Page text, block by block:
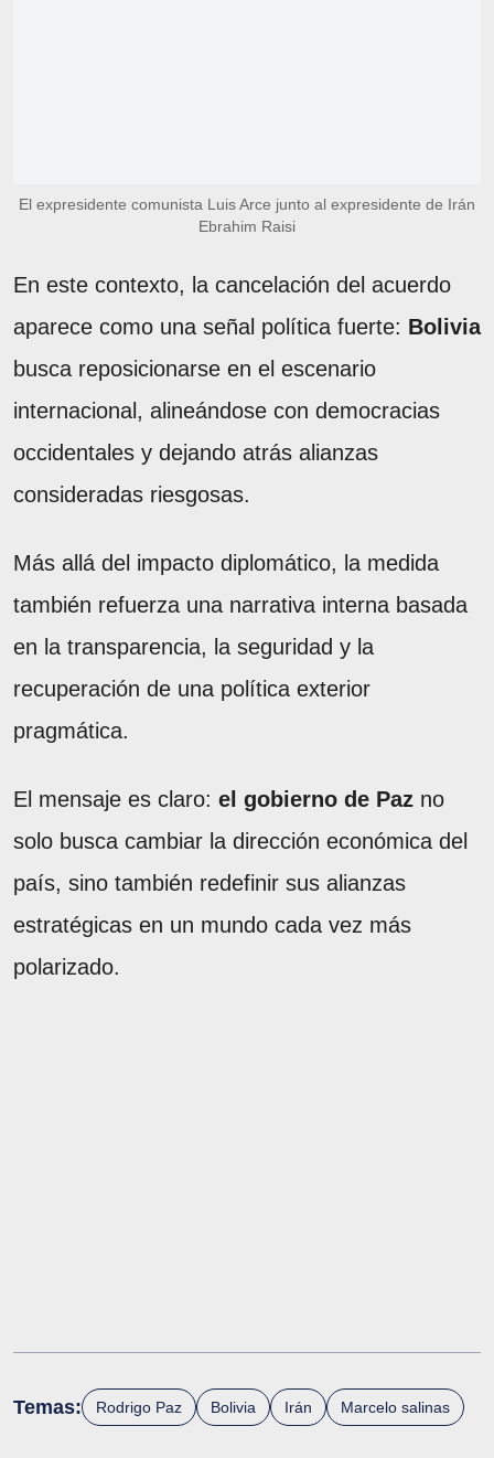
El expresidente comunista Luis Arce junto al expresidente de Irán
Ebrahim Raisi
En este contexto, la cancelación del acuerdo
aparece como una señal política fuerte: Bolivia
busca reposicionarse en el escenario
internacional, alineándose con democracias
occidentales y dejando atrás alianzas
consideradas riesgosas.
Más allá del impacto diplomático, la medida
también refuerza una narrativa interna basada
en la transparencia, la seguridad y la
recuperación de una política exterior
pragmática.
El mensaje es claro: el gobierno de Paz no
solo busca cambiar la dirección económica del
país, sino también redefinir sus alianzas
estratégicas en un mundo cada vez más
polarizado.
Temas: Rodrigo Paz Bolivia Irán Marcelo salinas